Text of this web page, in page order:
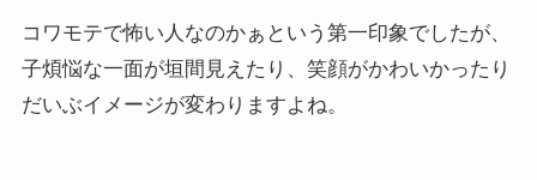
コワモテで怖い人なのかぁという第一印象でしたが、
子煩悩な一面が垣間見えたり、笑顔がかわいかったり
だいぶイメージが変わりますよね。